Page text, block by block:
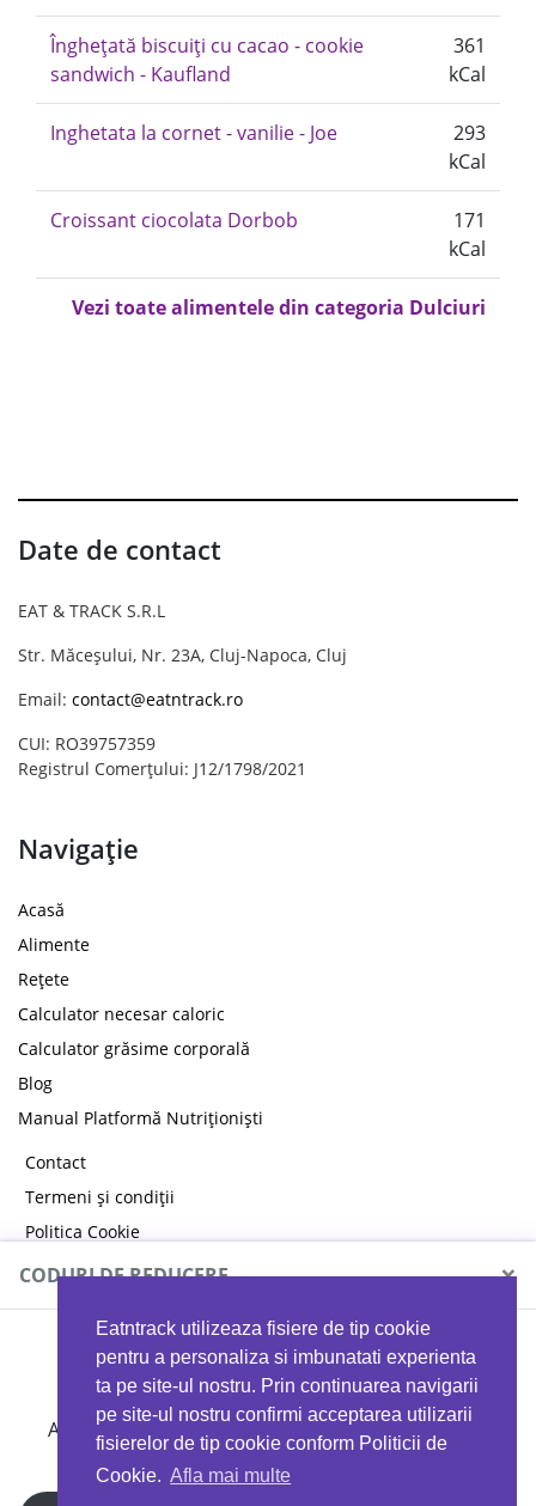
Eatntrack utilizeaza fisiere de tip cookie
pentru a personaliza si imbunatati experienta
ta pe site-ul nostru. Prin continuarea navigarii
pe site-ul nostru confirmi acceptarea utilizarii
fisierelor de tip cookie conform Politicii de
Cookie. Afla mai multe
Înghețată biscuiți cu cacao - cookie
sandwich - Kaufland
361
kCal
Inghetata la cornet - vanilie - Joe
293
kCal
Croissant ciocolata Dorbob
171
kCal
Vezi toate alimentele din categoria Dulciuri
Date de contact
EAT & TRACK S.R.L
Str. Măceșului, Nr. 23A, Cluj-Napoca, Cluj
Email: contact@eatntrack.ro
CUI: RO39757359
Registrul Comerțului: J12/1798/2021
Navigație
Acasă
Alimente
Rețete
Calculator necesar caloric
Calculator grăsime corporală
Blog
Manual Platformă Nutriționiști
Contact
Termeni și condiții
Politica Cookie
Politica de confidențialitate
CODURI DE REDUCERE ×
MYPROTEIN
Ai 40%reducere la orice comandă folosind codul
EATTRACK